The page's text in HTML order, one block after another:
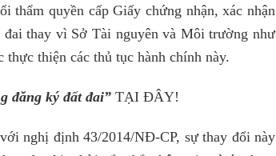
thẩm quyền cấp Giấy chứng nhận, xác nhận
thay vì Sở Tài nguyên và Môi trường như
thiện các thủ tục hành chính này.
đăng ký đất đai” TẠI ĐÂY!
nghị định 43/2014/NĐ-CP, sự thay đổi này